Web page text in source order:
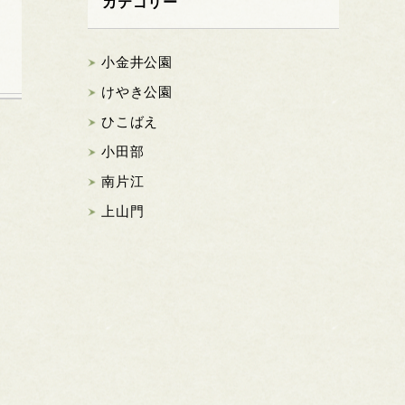
小金井公園
けやき公園
ひこばえ
小田部
南片江
上山門